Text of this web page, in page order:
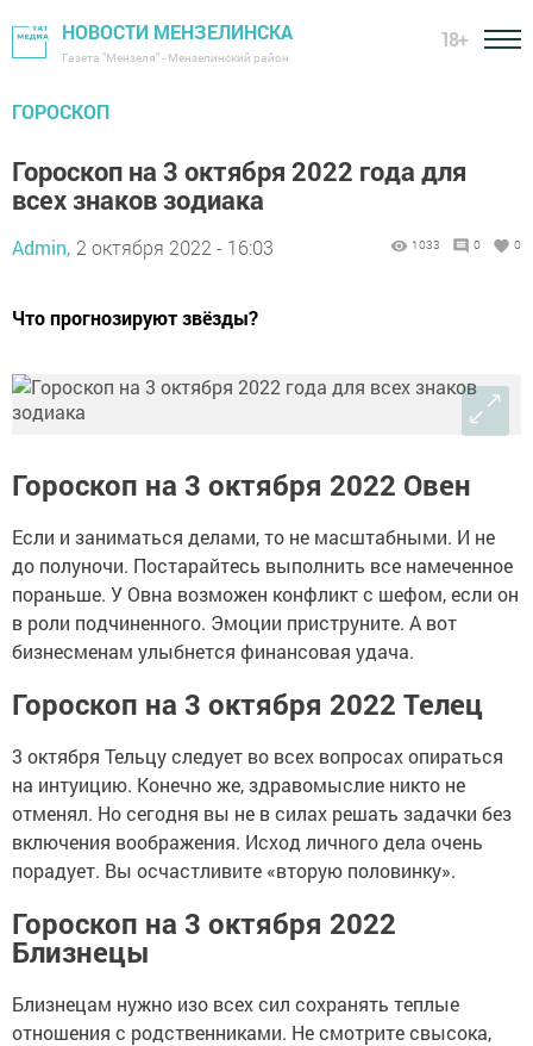
НОВОСТИ МЕНЗЕЛИНСКА
Газета "Мензеля" - Мензелинский район
18+
ГОРОСКОП
Гороскоп на 3 октября 2022 года для
всех знаков зодиака
Admin, 2 октября 2022 - 16:03 1033 0 0
Что прогнозируют звёзды?
Гороскоп на 3 октября 2022 Овен
Если и заниматься делами, то не масштабными. И не
до полуночи. Постарайтесь выполнить все намеченное
пораньше. У Овна возможен конфликт с шефом, если он
в роли подчиненного. Эмоции приструните. А вот
бизнесменам улыбнется финансовая удача.
Гороскоп на 3 октября 2022 Телец
3 октября Тельцу следует во всех вопросах опираться
на интуицию. Конечно же, здравомыслие никто не
отменял. Но сегодня вы не в силах решать задачки без
включения воображения. Исход личного дела очень
порадует. Вы осчастливите «вторую половинку».
Гороскоп на 3 октября 2022
Близнецы
Близнецам нужно изо всех сил сохранять теплые
отношения с родственниками. Не смотрите свысока,